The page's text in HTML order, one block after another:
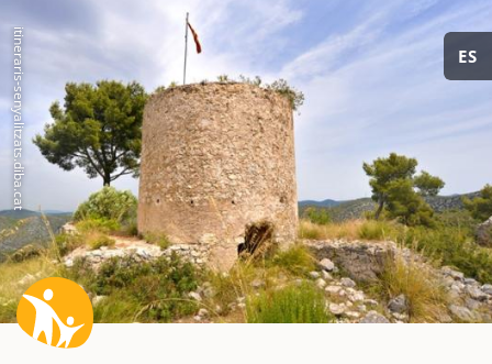
ES
itineraris-senyalitzats.diba.cat